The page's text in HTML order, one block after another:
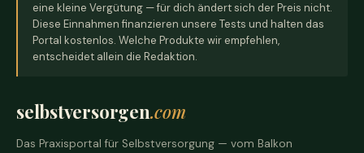
eine kleine Vergütung — für dich ändert sich der Preis nicht.
Diese Einnahmen finanzieren unsere Tests und halten das
Portal kostenlos. Welche Produkte wir empfehlen,
entscheidet allein die Redaktion.
selbstversorgen.com
Das Praxisportal für Selbstversorgung — vom Balkon